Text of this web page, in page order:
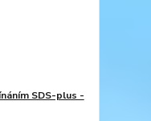
SDS-plus -